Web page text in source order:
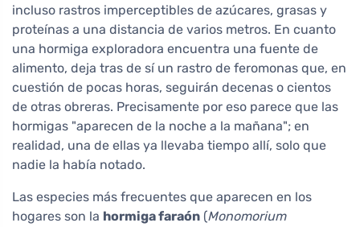
incluso rastros imperceptibles de azúcares, grasas y
proteínas a una distancia de varios metros. En cuanto
una hormiga exploradora encuentra una fuente de
alimento, deja tras de sí un rastro de feromonas que, en
cuestión de pocas horas, seguirán decenas o cientos
de otras obreras. Precisamente por eso parece que las
hormigas "aparecen de la noche a la mañana"; en
realidad, una de ellas ya llevaba tiempo allí, solo que
nadie la había notado.
Las especies más frecuentes que aparecen en los
hogares son la hormiga faraón (Monomorium